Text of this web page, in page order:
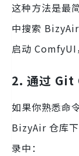
这种方法是最
中搜索
启动 ComfyUI
2. 通过 Git
如果你熟悉命
BizyAir 仓库
录中：